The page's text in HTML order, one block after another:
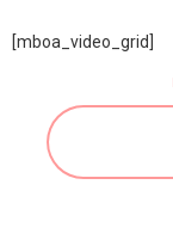
[mboa_video_grid]